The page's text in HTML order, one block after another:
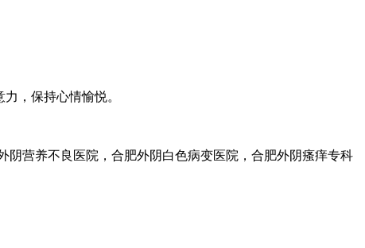
，保持心情愉悦。
营养不良医院，合肥外阴白色病变医院，合肥外阴瘙痒专科